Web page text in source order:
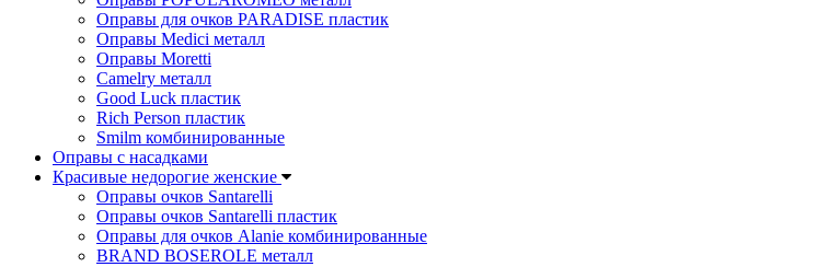
Оправы для очков PARADISE пластик
Оправы Medici металл
Оправы Moretti
Camelry металл
Good Luck пластик
Rich Person пластик
Smilm комбинированные
Оправы с насадками
Красивые недорогие женские
Оправы очков Santarelli
Оправы очков Santarelli пластик
Оправы для очков Alanie комбинированные
BRAND BOSEROLE металл